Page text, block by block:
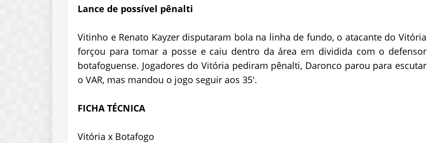
Lance de possível pênalti
Vitinho e Renato Kayzer disputaram bola na linha de fundo, o atacante do Vitória
forçou para tomar a posse e caiu dentro da área em dividida com o defensor
botafoguense. Jogadores do Vitória pediram pênalti, Daronco parou para escutar
o VAR, mas mandou o jogo seguir aos 35'.
FICHA TÉCNICA
Vitória x Botafogo